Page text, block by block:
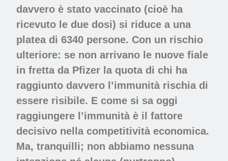
davvero è stato vaccinato (cioè ha
ricevuto le due dosi) si riduce a una
platea di 6340 persone. Con un rischio
ulteriore: se non arrivano le nuove fiale
in fretta da Pfizer la quota di chi ha
raggiunto davvero l’immunità rischia di
essere risibile. E come si sa oggi
raggiungere l’immunità è il fattore
decisivo nella competitività economica.
Ma, tranquilli; non abbiamo nessuna